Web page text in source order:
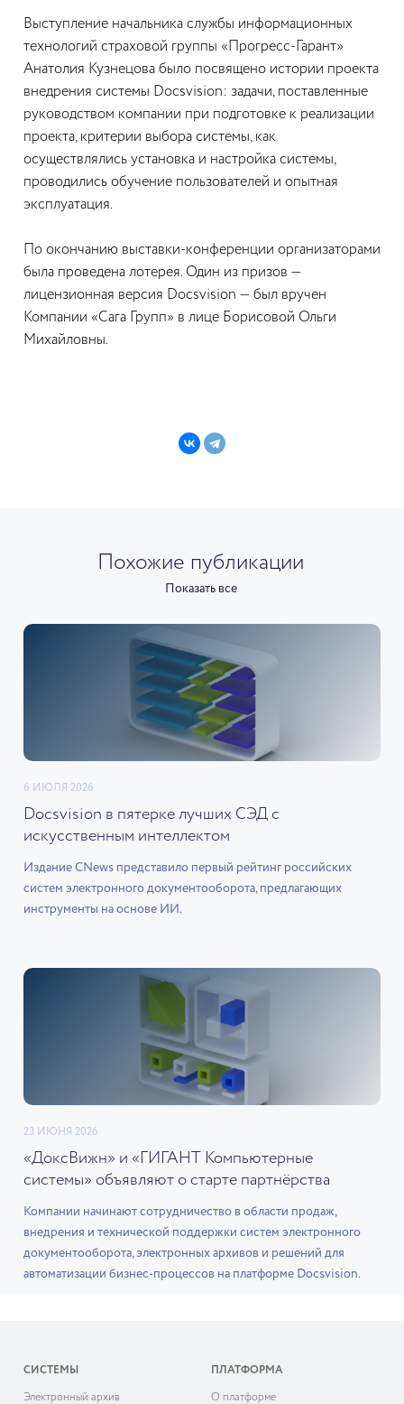
Выступление начальника службы информационных
технологий страховой группы «Прогресс-Гарант»
Анатолия Кузнецова было посвящено истории проекта
внедрения системы Docsvision: задачи, поставленные
руководством компании при подготовке к реализации
проекта, критерии выбора системы, как
осуществлялись установка и настройка системы,
проводились обучение пользователей и опытная
эксплуатация.
По окончанию выставки-конференции организаторами
была проведена лотерея. Один из призов —
лицензионная версия Docsvision — был вручен
Компании «Сага Групп» в лице Борисовой Ольги
Михайловны.
Похожие публикации
Показать все
6 ИЮЛЯ 2026
Docsvision в пятерке лучших СЭД с
искусственным интеллектом
Издание CNews представило первый рейтинг российских
систем электронного документооборота, предлагающих
инструменты на основе ИИ.
23 ИЮНЯ 2026
«ДоксВижн» и «ГИГАНТ Компьютерные
системы» объявляют о старте партнёрства
Компании начинают сотрудничество в области продаж,
внедрения и технической поддержки систем электронного
документооборота, электронных архивов и решений для
автоматизации бизнес-процессов на платформе Docsvision.
СИСТЕМЫ
Электронный архив
ПЛАТФОРМА
О платформе